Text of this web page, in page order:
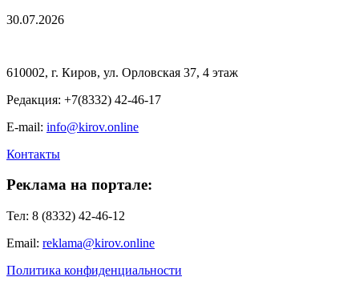
30.07.2026
610002, г. Киров, ул. Орловская 37, 4 этаж
Редакция: +7(8332) 42-46-17
E-mail: info@kirov.online
Контакты
Реклама на портале:
Тел: 8 (8332) 42-46-12
Email: reklama@kirov.online
Политика конфиденциальности